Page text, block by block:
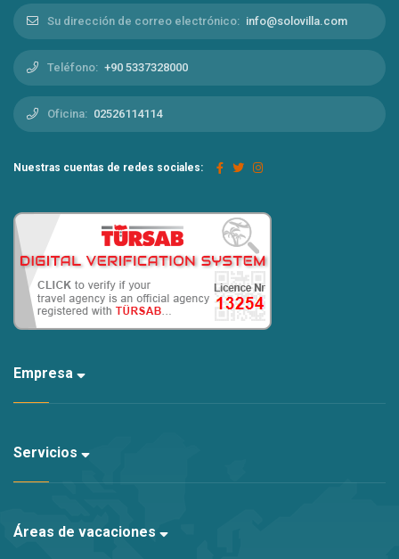
Su dirección de correo electrónico: info@solovilla.com
Teléfono: +90 5337328000
Oficina: 02526114114
Nuestras cuentas de redes sociales:
Empresa
Servicios
Áreas de vacaciones